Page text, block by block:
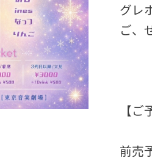
グレ
ご、
【
前売